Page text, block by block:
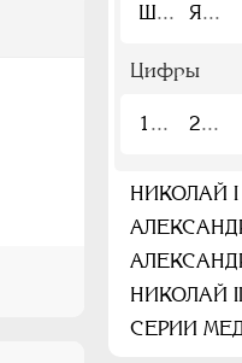
Ш
Я
Цифры
1 2
НИКОЛАЙ I
НИКОЛАЙ II
СЕРИИ